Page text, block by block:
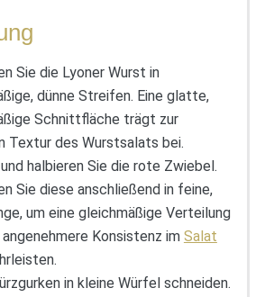
Sie die Lyoner Wurst in
dünne Streifen. Eine glatte,
Schnittfläche trägt zur
Textur des Wurstsalats bei.
halbieren Sie die rote Zwiebel.
Sie diese anschließend in feine,
um eine gleichmäßige Verteilung
angenehmere Konsistenz im Salat
in kleine Würfel schneiden.